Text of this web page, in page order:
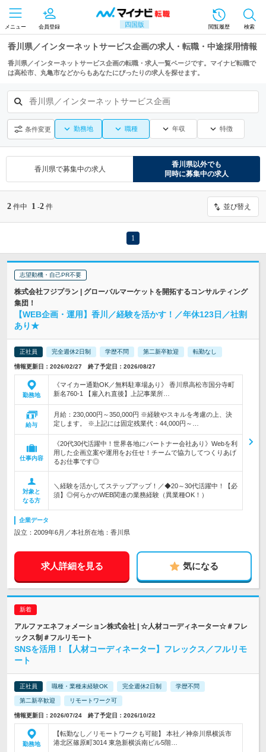
四国版
メニュー 会員登録 閲覧履歴 検索
香川県／インターネットサービス企画の求人・転職・中途採用情報
香川県／インターネットサービス企画の転職・求人一覧ページです。マイナビ転職で
は高松市、丸亀市などからもあなたにぴったりの求人を探せます。
香川県／インターネットサービス企画
条件変更 勤務地 職種 年収 特徴
香川県で募集中の求人
香川県以外でも
同時に募集中の求人
2 件中 1 -2 件 並び替え
1
志望動機・自己PR不要
株式会社フジプラン | グローバルマーケットを開拓するコンサルティング
集団！
【WEB企画・運用】香川／経験を活かす！／年休123日／社割
あり★
正社員 完全週休2日制 学歴不問 第二新卒歓迎 転勤なし
情報更新日：2026/02/27 終了予定日：2026/08/27
勤務地
《マイカー通勤OK／無料駐車場あり》 香川県高松市国分寺町
新名760-1 【雇入れ直後】上記事業所…
給与
月給：230,000円～350,000円 ※経験やスキルを考慮の上、決
定します。 ※上記には固定残業代：44,000円～…
仕事内容
《20代30代活躍中！世界各地にパートナー会社あり》Webを利
用した企画立案や運用をお任せ！チームで協力してつくりあげ
るお仕事です◎
対象と
なる方
＼経験を活かしてステップアップ！／◆20～30代活躍中！【必
須】◎何らかのWEB関連の業務経験（異業種OK！）
企業データ
設立：2009年6月／本社所在地：香川県
求人詳細を見る 気になる
アルファエネフォメーション株式会社 | ☆人材コーディネーター☆＃フレ
ックス制＃フルリモート
SNSを活用！【人材コーディネーター】フレックス／フルリモ
ート
正社員 職種・業種未経験OK 完全週休2日制 学歴不問
第二新卒歓迎 リモートワーク可
情報更新日：2026/07/24 終了予定日：2026/10/22
勤務地
【転勤なし／リモートワークも可能】 本社／神奈川県横浜市
港北区篠原町3014 東急新横浜南ビル5階…